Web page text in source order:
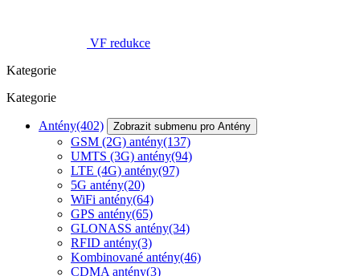
VF redukce
Kategorie
Kategorie
Antény(402) Zobrazit submenu pro Antény
GSM (2G) antény(137)
UMTS (3G) antény(94)
LTE (4G) antény(97)
5G antény(20)
WiFi antény(64)
GPS antény(65)
GLONASS antény(34)
RFID antény(3)
Kombinované antény(46)
CDMA antény(3)